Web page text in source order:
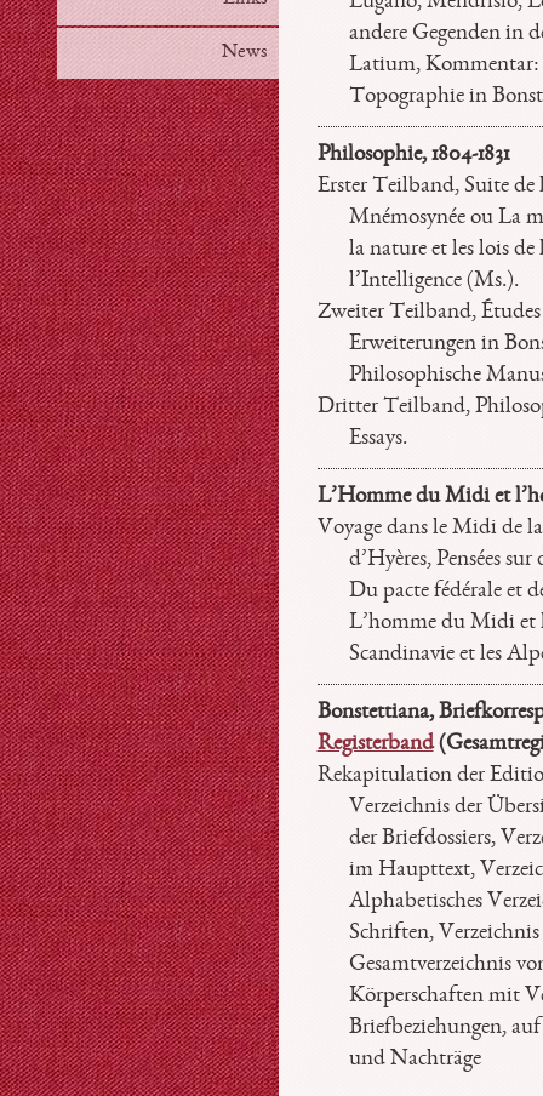
News
andere Gegenden in
Latium, Kommentar:
Topographie in
Philosophie, 1804-1831
Erster Teilband, Suite
Mnémosynée ou La
la nature et les lois
l’Intelligence (Ms.).
Zweiter Teilband,
Erweiterungen in
Philosophische
Dritter Teilband,
Essays.
L’Homme du Midi et
Voyage dans le Midi de
d’Hyères, Pensées
Du pacte fédérale et
L’homme du Midi et
Scandinavie et les
Bonstettiana,
Registerband
Rekapitulation der
Verzeichnis der
der Briefdossiers,
im Haupttext,
Alphabetisches
Schriften,
Gesamtverzeichnis
Körperschaften mit
Briefbeziehungen,
und Nachträge